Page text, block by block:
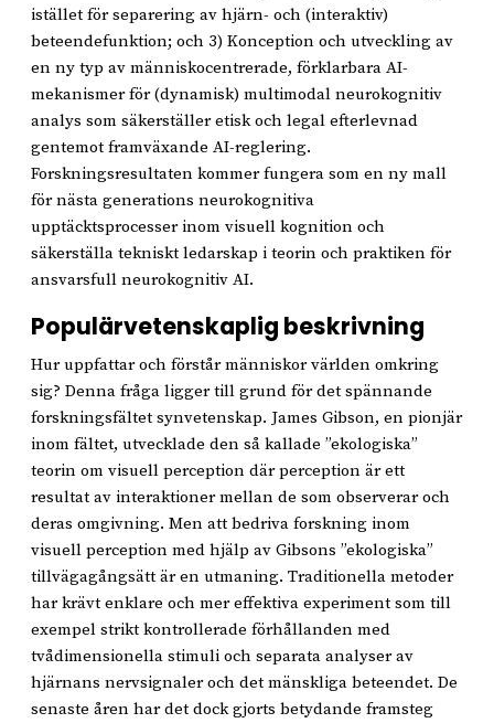
istället för separering av hjärn- och (interaktiv)
beteendefunktion; och 3) Konception och utveckling av
en ny typ av människocentrerade, förklarbara AI-
mekanismer för (dynamisk) multimodal neurokognitiv
analys som säkerställer etisk och legal efterlevnad
gentemot framväxande AI-reglering.
Forskningsresultaten kommer fungera som en ny mall
för nästa generations neurokognitiva
upptäcktsprocesser inom visuell kognition och
säkerställa tekniskt ledarskap i teorin och praktiken för
ansvarsfull neurokognitiv AI.
Populärvetenskaplig beskrivning
Hur uppfattar och förstår människor världen omkring
sig? Denna fråga ligger till grund för det spännande
forskningsfältet synvetenskap. James Gibson, en pionjär
inom fältet, utvecklade den så kallade ”ekologiska”
teorin om visuell perception där perception är ett
resultat av interaktioner mellan de som observerar och
deras omgivning. Men att bedriva forskning inom
visuell perception med hjälp av Gibsons ”ekologiska”
tillvägagångsätt är en utmaning. Traditionella metoder
har krävt enklare och mer effektiva experiment som till
exempel strikt kontrollerade förhållanden med
tvådimensionella stimuli och separata analyser av
hjärnans nervsignaler och det mänskliga beteendet. De
senaste åren har det dock gjorts betydande framsteg